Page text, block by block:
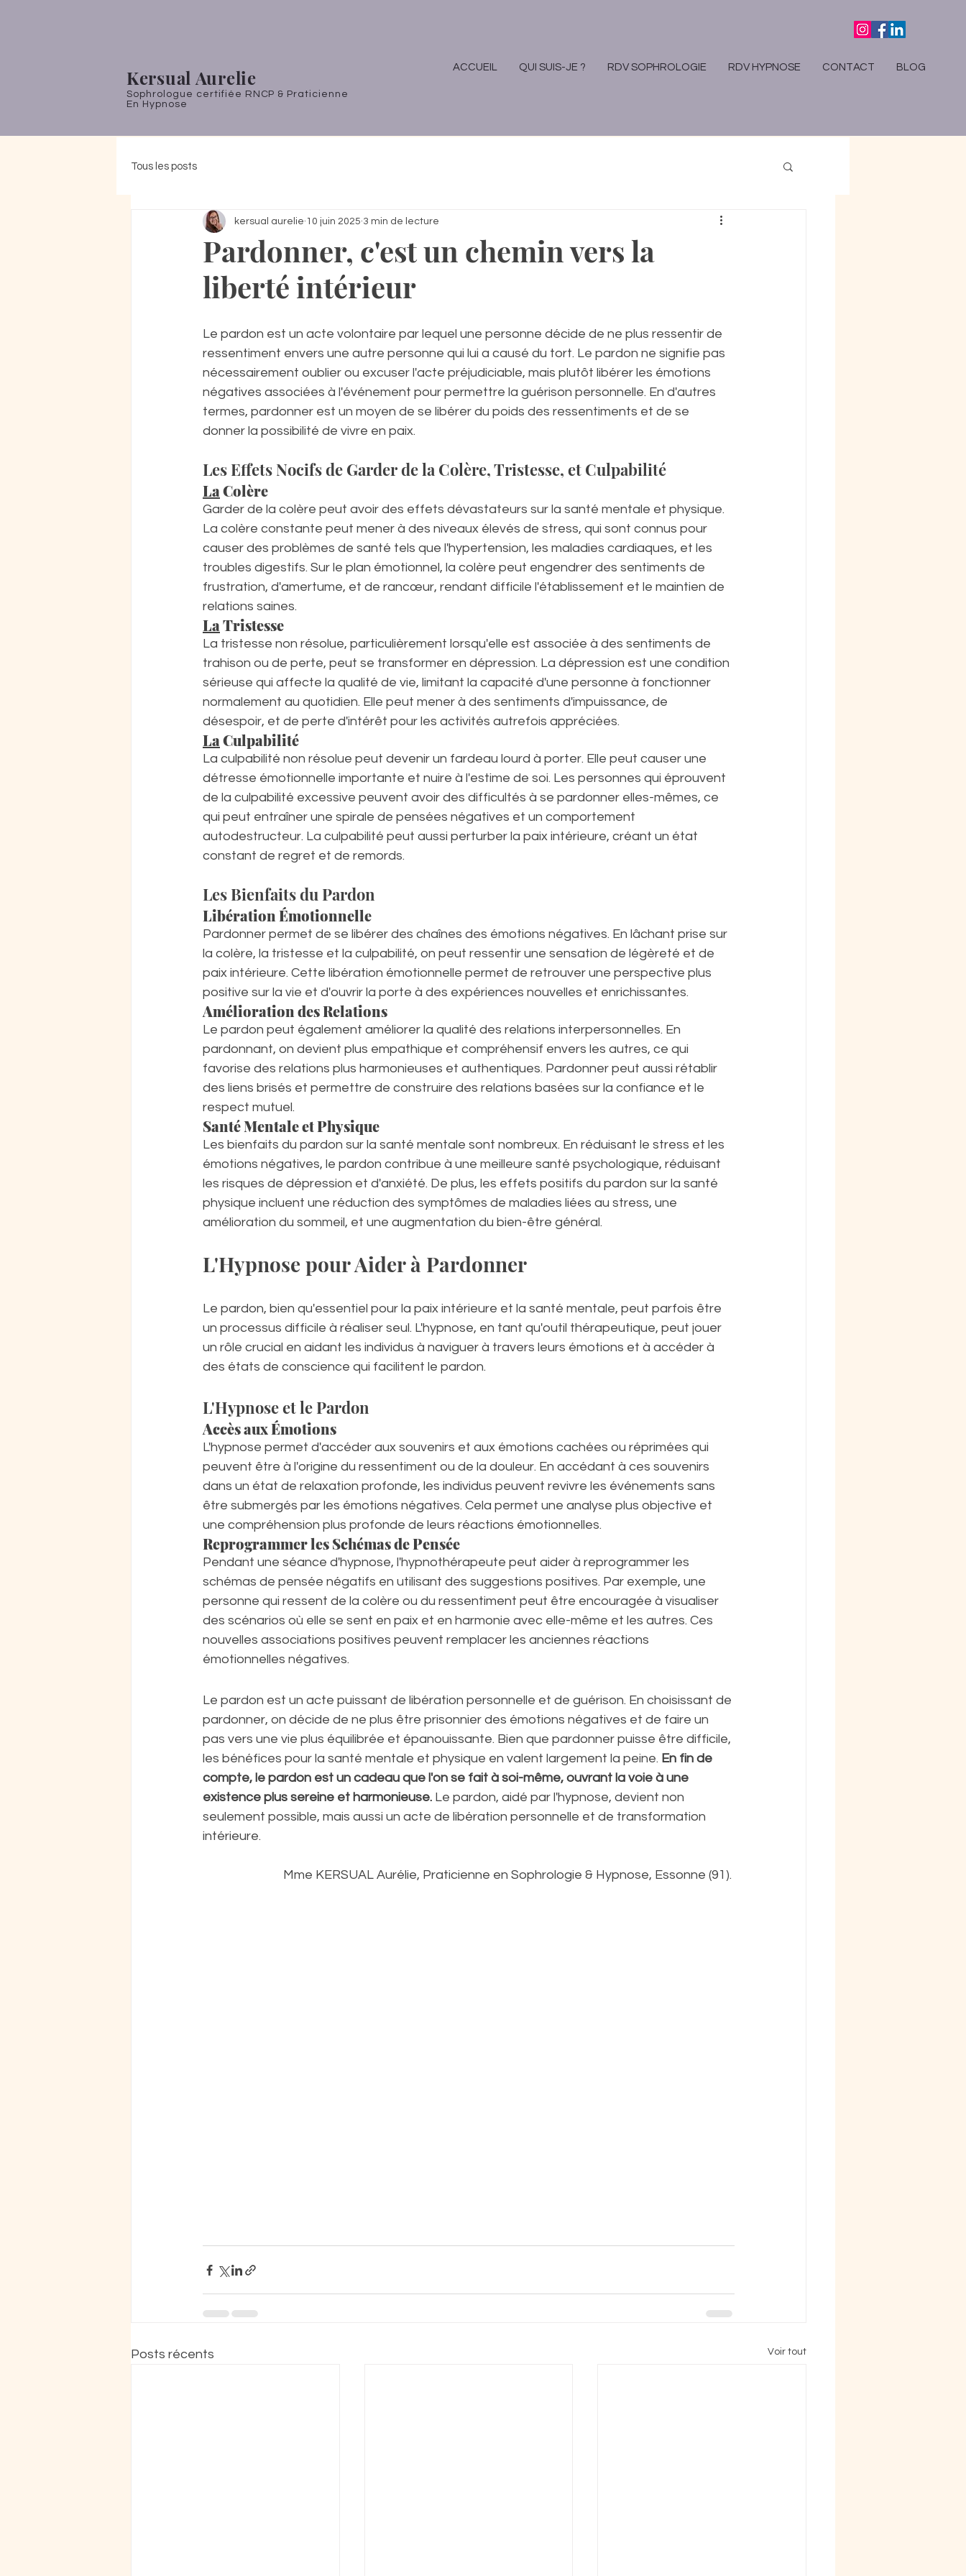
Kersual Aurelie
Sophrologue certifiée RNCP & Praticienne
En Hypnose
ACCUEIL QUI SUIS-JE ? RDV SOPHROLOGIE RDV HYPNOSE CONTACT BLOG
Tous les posts
Pardonner, c'est un chemin vers la
liberté intérieur
kersual aurelie 10 juin 2025 3 min de lecture
Le pardon est un acte volontaire par lequel une personne décide de ne plus ressentir de
ressentiment envers une autre personne qui lui a causé du tort. Le pardon ne signifie pas
nécessairement oublier ou excuser l'acte préjudiciable, mais plutôt libérer les émotions
négatives associées à l'événement pour permettre la guérison personnelle. En d'autres
termes, pardonner est un moyen de se libérer du poids des ressentiments et de se
donner la possibilité de vivre en paix.
Les Effets Nocifs de Garder de la Colère, Tristesse, et Culpabilité
La Colère
Garder de la colère peut avoir des effets dévastateurs sur la santé mentale et physique.
La colère constante peut mener à des niveaux élevés de stress, qui sont connus pour
causer des problèmes de santé tels que l'hypertension, les maladies cardiaques, et les
troubles digestifs. Sur le plan émotionnel, la colère peut engendrer des sentiments de
frustration, d'amertume, et de rancœur, rendant difficile l'établissement et le maintien de
relations saines.
La Tristesse
La tristesse non résolue, particulièrement lorsqu'elle est associée à des sentiments de
trahison ou de perte, peut se transformer en dépression. La dépression est une condition
sérieuse qui affecte la qualité de vie, limitant la capacité d'une personne à fonctionner
normalement au quotidien. Elle peut mener à des sentiments d'impuissance, de
désespoir, et de perte d'intérêt pour les activités autrefois appréciées.
La Culpabilité
La culpabilité non résolue peut devenir un fardeau lourd à porter. Elle peut causer une
détresse émotionnelle importante et nuire à l'estime de soi. Les personnes qui éprouvent
de la culpabilité excessive peuvent avoir des difficultés à se pardonner elles-mêmes, ce
qui peut entraîner une spirale de pensées négatives et un comportement
autodestructeur. La culpabilité peut aussi perturber la paix intérieure, créant un état
constant de regret et de remords.
Les Bienfaits du Pardon
Libération Émotionnelle
Pardonner permet de se libérer des chaînes des émotions négatives. En lâchant prise sur
la colère, la tristesse et la culpabilité, on peut ressentir une sensation de légèreté et de
paix intérieure. Cette libération émotionnelle permet de retrouver une perspective plus
positive sur la vie et d'ouvrir la porte à des expériences nouvelles et enrichissantes.
Amélioration des Relations
Le pardon peut également améliorer la qualité des relations interpersonnelles. En
pardonnant, on devient plus empathique et compréhensif envers les autres, ce qui
favorise des relations plus harmonieuses et authentiques. Pardonner peut aussi rétablir
des liens brisés et permettre de construire des relations basées sur la confiance et le
respect mutuel.
Santé Mentale et Physique
Les bienfaits du pardon sur la santé mentale sont nombreux. En réduisant le stress et les
émotions négatives, le pardon contribue à une meilleure santé psychologique, réduisant
les risques de dépression et d'anxiété. De plus, les effets positifs du pardon sur la santé
physique incluent une réduction des symptômes de maladies liées au stress, une
amélioration du sommeil, et une augmentation du bien-être général.
L'Hypnose pour Aider à Pardonner
Le pardon, bien qu'essentiel pour la paix intérieure et la santé mentale, peut parfois être
un processus difficile à réaliser seul. L'hypnose, en tant qu'outil thérapeutique, peut jouer
un rôle crucial en aidant les individus à naviguer à travers leurs émotions et à accéder à
des états de conscience qui facilitent le pardon.
L'Hypnose et le Pardon
Accès aux Émotions
L'hypnose permet d'accéder aux souvenirs et aux émotions cachées ou réprimées qui
peuvent être à l'origine du ressentiment ou de la douleur. En accédant à ces souvenirs
dans un état de relaxation profonde, les individus peuvent revivre les événements sans
être submergés par les émotions négatives. Cela permet une analyse plus objective et
une compréhension plus profonde de leurs réactions émotionnelles.
Reprogrammer les Schémas de Pensée
Pendant une séance d'hypnose, l'hypnothérapeute peut aider à reprogrammer les
schémas de pensée négatifs en utilisant des suggestions positives. Par exemple, une
personne qui ressent de la colère ou du ressentiment peut être encouragée à visualiser
des scénarios où elle se sent en paix et en harmonie avec elle-même et les autres. Ces
nouvelles associations positives peuvent remplacer les anciennes réactions
émotionnelles négatives.
Le pardon est un acte puissant de libération personnelle et de guérison. En choisissant de
pardonner, on décide de ne plus être prisonnier des émotions négatives et de faire un
pas vers une vie plus équilibrée et épanouissante. Bien que pardonner puisse être difficile,
les bénéfices pour la santé mentale et physique en valent largement la peine. En fin de
compte, le pardon est un cadeau que l'on se fait à soi-même, ouvrant la voie à une
existence plus sereine et harmonieuse. Le pardon, aidé par l'hypnose, devient non
seulement possible, mais aussi un acte de libération personnelle et de transformation
intérieure.
Mme KERSUAL Aurélie, Praticienne en Sophrologie & Hypnose, Essonne (91).
Posts récents Voir tout